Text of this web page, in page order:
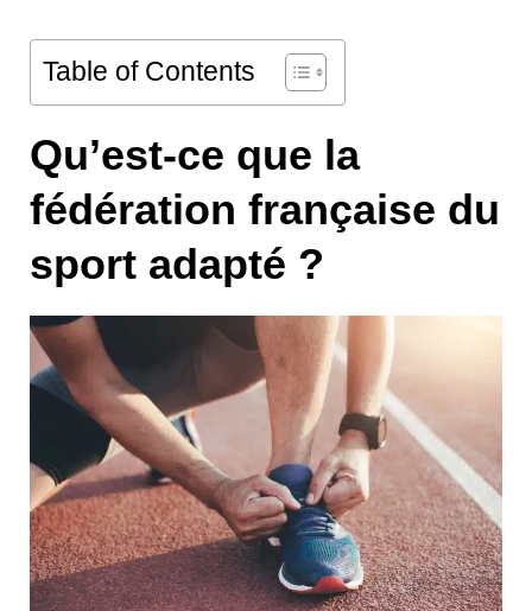
Table of Contents
Qu’est-ce que la
fédération française du
sport adapté ?